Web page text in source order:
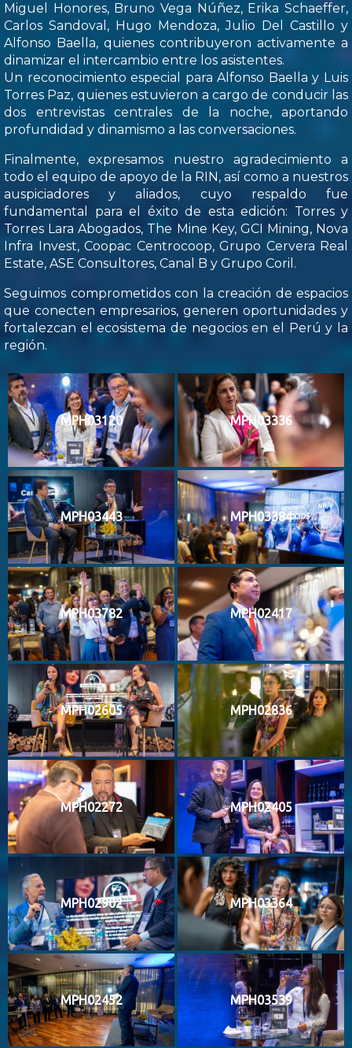
Miguel Honores, Bruno Vega Núñez, Erika Schaeffer,
Carlos Sandoval, Hugo Mendoza, Julio Del Castillo y
Alfonso Baella, quienes contribuyeron activamente a
dinamizar el intercambio entre los asistentes.
Un reconocimiento especial para Alfonso Baella y Luis
Torres Paz, quienes estuvieron a cargo de conducir las
dos entrevistas centrales de la noche, aportando
profundidad y dinamismo a las conversaciones.
Finalmente, expresamos nuestro agradecimiento a
todo el equipo de apoyo de la RIN, así como a nuestros
auspiciadores y aliados, cuyo respaldo fue
fundamental para el éxito de esta edición: Torres y
Torres Lara Abogados, The Mine Key, GCI Mining, Nova
Infra Invest, Coopac Centrocoop, Grupo Cervera Real
Estate, ASE Consultores, Canal B y Grupo Coril.
Seguimos comprometidos con la creación de espacios
que conecten empresarios, generen oportunidades y
fortalezcan el ecosistema de negocios en el Perú y la
región.
MPH03120 MPH03336
MPH03443 MPH03384
MPH03782 MPH02417
MPH02605 MPH02836
MPH02272 MPH02405
MPH02902 MPH03364
MPH02452 MPH03539